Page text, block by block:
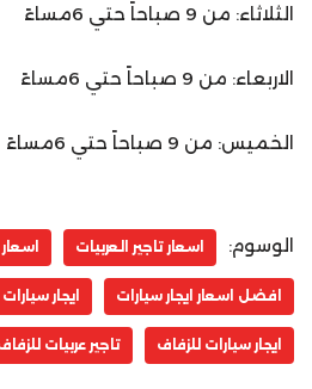
الثلاثاء: من 9 صباحاً حتي 6مساءً
الاربعاء: من 9 صباحاً حتي 6مساءً
الخميس: من 9 صباحاً حتي 6مساءً
الوسوم: اسعار تاجير العربيات
افضل اسعار ايجار سيارات ايجار
ايجار سيارات للزفاف تاجير عربيات